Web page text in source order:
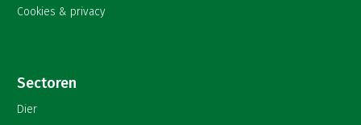
Cookies & privacy
Sectoren
Dier